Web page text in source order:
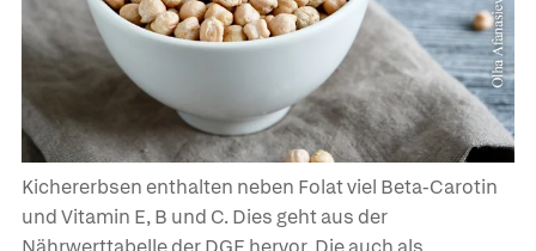
Kichererbsen enthalten neben Folat viel Beta-Carotin
und Vitamin E, B und C. Dies geht aus der